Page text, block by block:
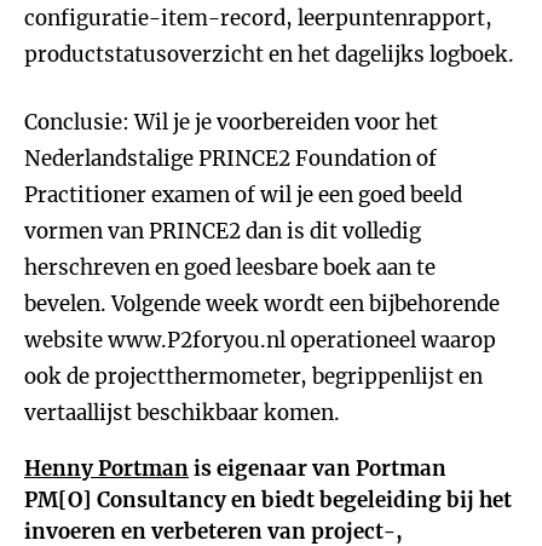
configuratie-item-record, leerpuntenrapport,
productstatusoverzicht en het dagelijks logboek.
Conclusie: Wil je je voorbereiden voor het
Nederlandstalige PRINCE2 Foundation of
Practitioner examen of wil je een goed beeld
vormen van PRINCE2 dan is dit volledig
herschreven en goed leesbare boek aan te
bevelen. Volgende week wordt een bijbehorende
website www.P2foryou.nl operationeel waarop
ook de projectthermometer, begrippenlijst en
vertaallijst beschikbaar komen.
Henny Portmanis eigenaar van Portman
PM[O] Consultancy en biedt begeleiding bij het
invoeren en verbeteren van project-,